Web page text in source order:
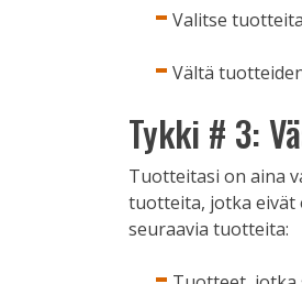
Valitse
Vältä
Tykki # 3:
Tuotteitasi on aina
tuotteita, jotka eivät
seuraavia tuotteita: